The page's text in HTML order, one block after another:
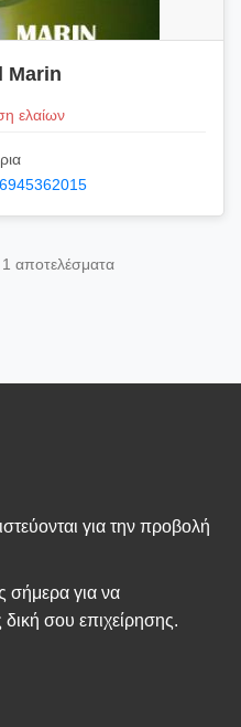
Marin
ελαίων
αποτελέσματα
για την προβολή
σήμερα για να
σου επιχείρησης.